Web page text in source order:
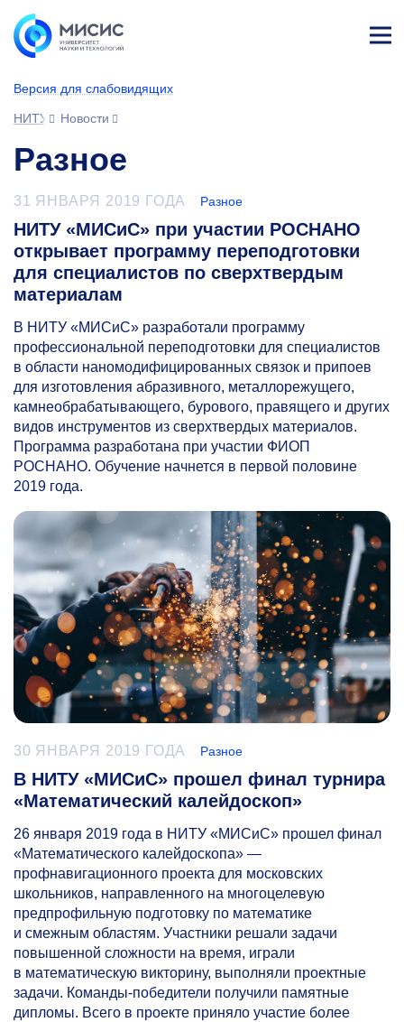
Версия для слабовидящих
НИТУ МИСИС
Новости
Разное
31 ЯНВАРЯ 2019 ГОДА Разное
НИТУ «МИСиС» при участии РОСНАНО
открывает программу переподготовки
для специалистов по сверхтвердым
материалам
В НИТУ «МИСиС» разработали программу
профессиональной переподготовки для специалистов
в области наномодифицированных связок и припоев
для изготовления абразивного, металлорежущего,
камнеобрабатывающего, бурового, правящего и других
видов инструментов из сверхтвердых материалов.
Программа разработана при участии ФИОП
РОСНАНО. Обучение начнется в первой половине
2019 года.
30 ЯНВАРЯ 2019 ГОДА Разное
В НИТУ «МИСиС» прошел финал турнира
«Математический калейдоскоп»
26 января 2019 года в НИТУ «МИСиС» прошел финал
«Математического калейдоскопа» —
профнавигационного проекта для московских
школьников, направленного на многоцелевую
предпрофильную подготовку по математике
и смежным областям. Участники решали задачи
повышенной сложности на время, играли
в математическую викторину, выполняли проектные
задачи. Команды-победители получили памятные
дипломы. Всего в проекте приняло участие более